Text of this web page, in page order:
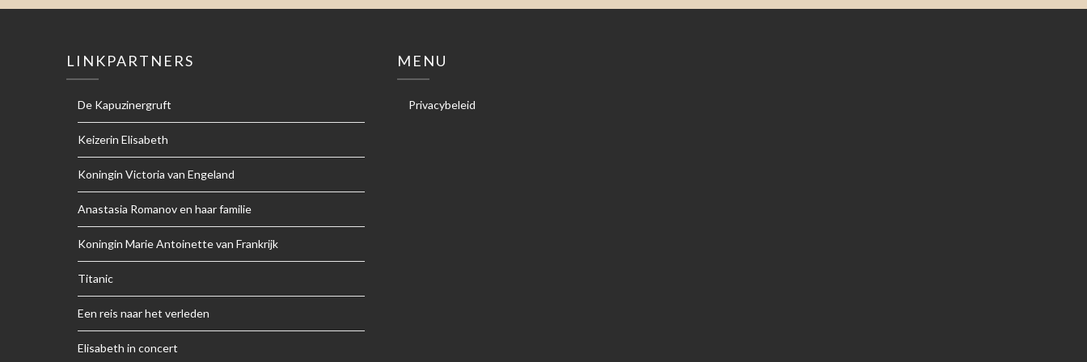
LINKPARTNERS
De Kapuzinergruft
Keizerin Elisabeth
Koningin Victoria van Engeland
Anastasia Romanov en haar familie
Koningin Marie Antoinette van Frankrijk
Titanic
Een reis naar het verleden
Elisabeth in concert
MENU
Privacybeleid